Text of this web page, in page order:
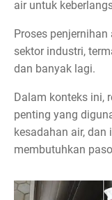
air untuk
Proses
sektor industri,
dan banyak lagi.
Dalam konteks ini,
penting yang
kesadahan air,
membutuhkan